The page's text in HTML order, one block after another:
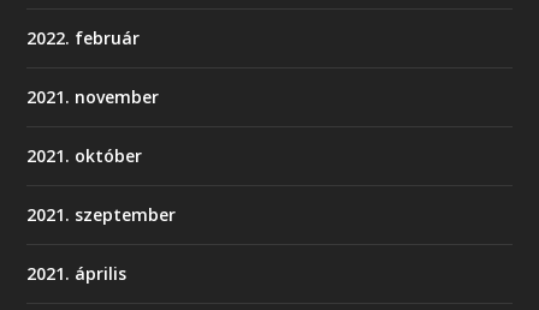
2022. február
2021. november
2021. október
2021. szeptember
2021. április